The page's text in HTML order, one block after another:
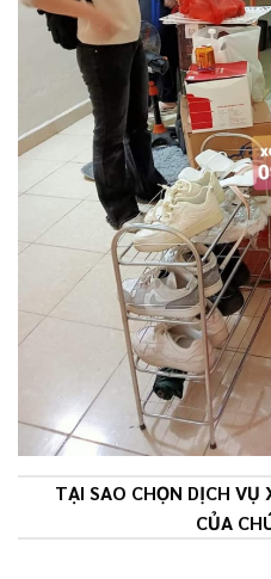
TẠI SAO CHỌN DỊCH VỤ
CỦA